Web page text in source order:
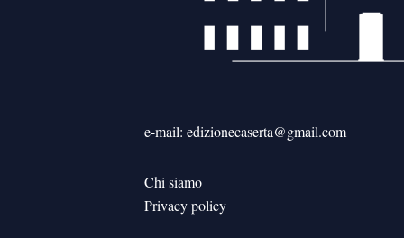
e-mail: edizionecaserta@gmail.com
Chi siamo
Privacy policy